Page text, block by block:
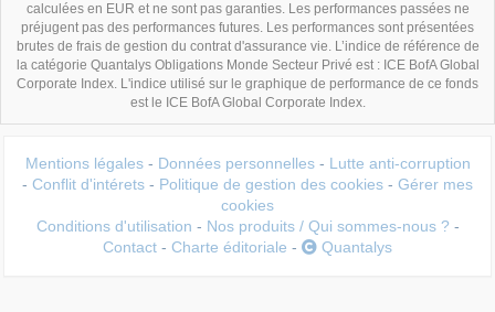
calculées en EUR et ne sont pas garanties. Les performances passées ne
préjugent pas des performances futures. Les performances sont présentées
brutes de frais de gestion du contrat d'assurance vie. L’indice de référence de
la catégorie Quantalys Obligations Monde Secteur Privé est : ICE BofA Global
Corporate Index. L'indice utilisé sur le graphique de performance de ce fonds
est le ICE BofA Global Corporate Index.
Mentions légales - Données personnelles - Lutte anti-corruption
- Conflit d'intérets - Politique de gestion des cookies - Gérer mes
cookies
Conditions d'utilisation - Nos produits / Qui sommes-nous ? -
Contact - Charte éditoriale - Quantalys